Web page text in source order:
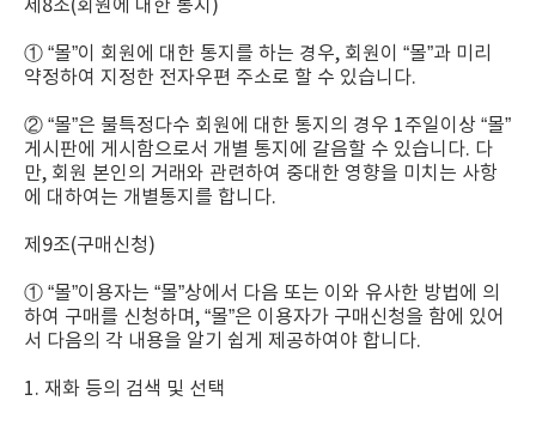
제8조(회원에 대한 통지)
① “몰”이 회원에 대한 통지를 하는 경우, 회원이 “몰”과 미리
약정하여 지정한 전자우편 주소로 할 수 있습니다.
② “몰”은 불특정다수 회원에 대한 통지의 경우 1주일이상 “몰”
게시판에 게시함으로서 개별 통지에 갈음할 수 있습니다. 다
만, 회원 본인의 거래와 관련하여 중대한 영향을 미치는 사항
에 대하여는 개별통지를 합니다.
제9조(구매신청)
① “몰”이용자는 “몰”상에서 다음 또는 이와 유사한 방법에 의
하여 구매를 신청하며, “몰”은 이용자가 구매신청을 함에 있어
서 다음의 각 내용을 알기 쉽게 제공하여야 합니다.
1. 재화 등의 검색 및 선택